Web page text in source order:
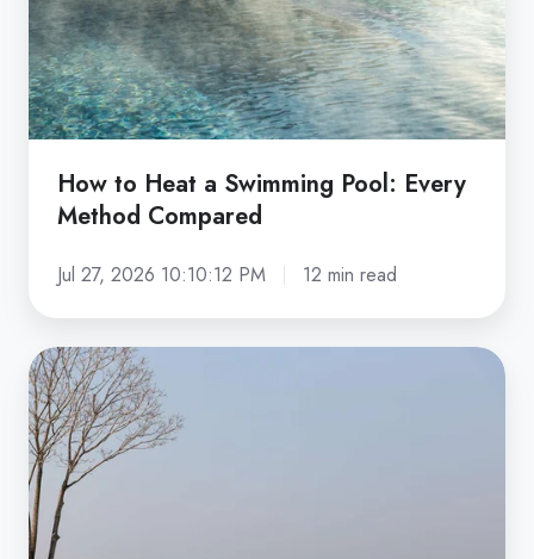
Every
Method
Compared
How to Heat a Swimming Pool: Every
Method Compared
Jul 27, 2026 10:10:12 PM 12 min read
What
Is
an
Infinity
Pool?
Cost,